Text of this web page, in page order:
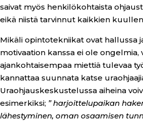
saivat myös henkilökohtaista
eikä niistä tarvinnut kaikkien
Mikäli opintotekniikat ovat hallussa
motivaation kanssa ei ole ongelmia,
ajankohtaisempaa miettiä tulevaa
kannattaa suunnata katse
Uraohjauskeskustelussa aiheina
esimerkiksi; ” harjoittelupaikan
lähestyminen, oman osaamisen